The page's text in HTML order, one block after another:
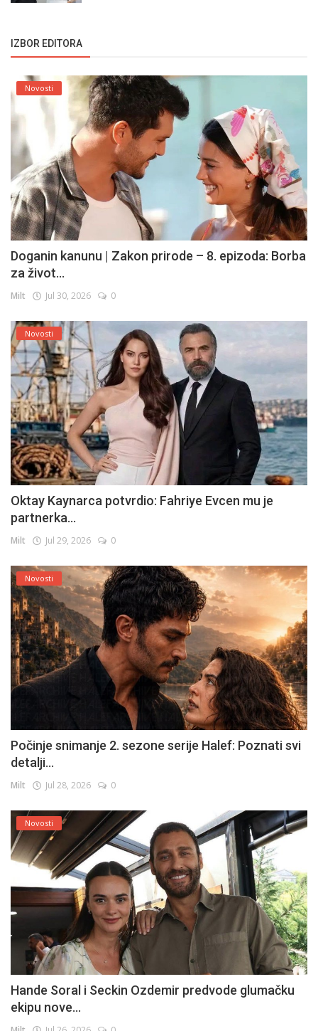
IZBOR EDITORA
Novosti
Doganin kanunu | Zakon prirode – 8. epizoda: Borba
za život...
Milt Jul 30, 2026 0
Novosti
Oktay Kaynarca potvrdio: Fahriye Evcen mu je
partnerka...
Milt Jul 29, 2026 0
Novosti
Počinje snimanje 2. sezone serije Halef: Poznati svi
detalji...
Milt Jul 28, 2026 0
Novosti
Hande Soral i Seckin Ozdemir predvode glumačku
ekipu nove...